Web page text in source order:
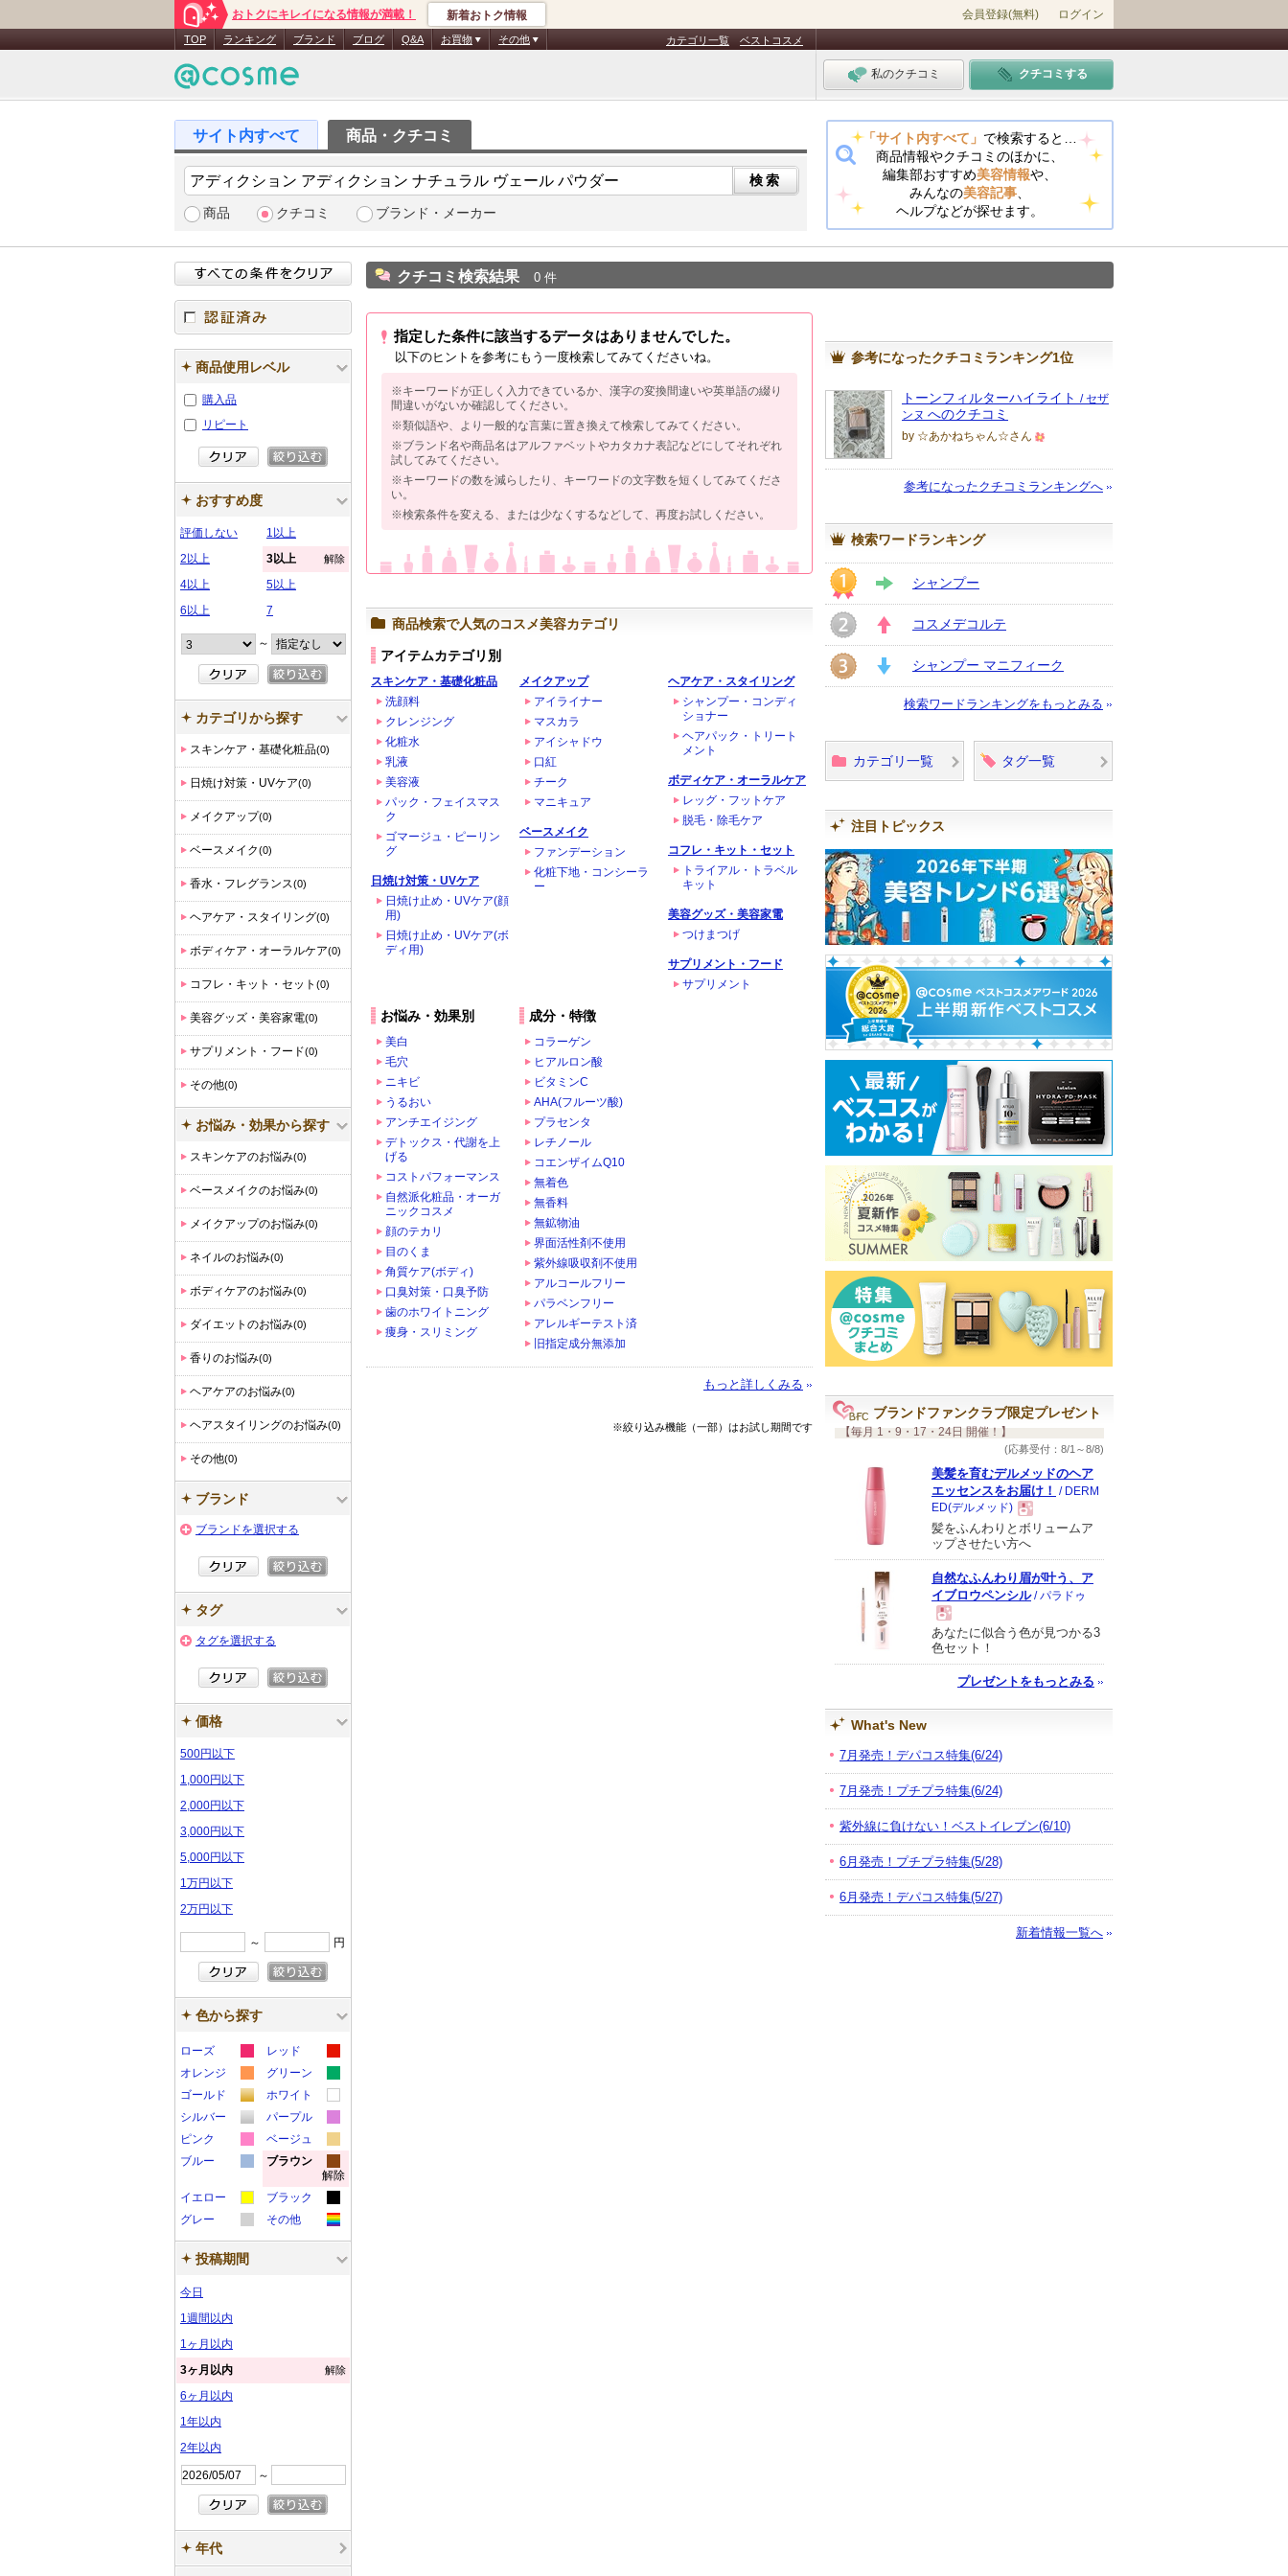
おトクにキレイになる情報が満載！ 新着おトク情報 会員登録(無料) ログイン
TOP ランキング ブランド ブログ Q&A お買物 その他 カテゴリ一覧 ベストコスメ
私のクチコミ クチコミする
商品・クチコミ
商品 クチコミ ブランド・メーカー
「サイト内すべて」 で検索すると…
商品情報やクチコミのほかに、
編集部おすすめ美容情報や、
みんなの美容記事
ヘルプなどが探せます。
クチコミ検索結果 0 件
指定した条件に該当するデータはありませんでした。
以下のヒントを参考にもう一度検索してみてくださいね。
※キーワードが正しく入力できているか、漢字の変換間違いや英単語の綴り
間違いがないか確認してください。
※類似語や、より一般的な言葉に置き換えて検索してみてください。
※ブランド名や商品名はアルファベットやカタカナ表記などにしてそれぞれ
試してみてください。
※キーワードの数を減らしたり、キーワードの文字数を短くしてみてくださ
い。
※検索条件を変える、または少なくするなどして、再度お試しください。
商品検索で人気のコスメ美容カテゴリ
アイテムカテゴリ別
スキンケア・基礎化粧品
洗顔料
クレンジング
化粧水
乳液
美容液
パック・フェイスマス
ク
ゴマージュ・ピーリン
グ
日焼け対策・UVケア
日焼け止め・UVケア(顔
用)
日焼け止め・UVケア(ボ
ディ用)
メイクアップ
アイライナー
マスカラ
アイシャドウ
口紅
チーク
マニキュア
ベースメイク
ファンデーション
化粧下地・コンシーラ
ー
ヘアケア・スタイリング
シャンプー・コンディ
ショナー
ヘアパック・トリート
メント
ボディケア・オーラルケア
レッグ・フットケア
脱毛・除毛ケア
コフレ・キット・セット
トライアル・トラベル
キット
美容グッズ・美容家電
つけまつげ
サプリメント・フード
サプリメント
お悩み・効果別
美白
毛穴
ニキビ
うるおい
アンチエイジング
デトックス・代謝を上
げる
コストパフォーマンス
自然派化粧品・オーガ
ニックコスメ
顔のテカリ
目のくま
角質ケア(ボディ)
口臭対策・口臭予防
歯のホワイトニング
痩身・スリミング
成分・特徴
コラーゲン
ヒアルロン酸
ビタミンC
AHA(フルーツ酸)
プラセンタ
レチノール
コエンザイムQ10
無着色
無香料
無鉱物油
界面活性剤不使用
紫外線吸収剤不使用
アルコールフリー
パラベンフリー
アレルギーテスト済
旧指定成分無添加
もっと詳しくみる
※絞り込み機能（一部）はお試し期間です
参考になったクチコミランキング1位
トーンフィルターハイライト / セザ
ンヌ へのクチコミ
by ☆あかねちゃん☆さん
上
メ
気
て
い
ま
す
参考になったクチコミランキングへ
検索ワードランキング
1 STAY
シャンプー
2 UP
コスメデコルテ
3 DOWN
シャンプー マニフィーク
検索ワードランキングをもっとみる
カテゴリ一覧 タグ一覧
注目トピックス
ブランドファンクラブ限定プレゼント
【毎月 1・9・17・24日 開催！】
(応募受付：8/1～8/8)
美髪を育むデルメッドのヘア
エッセンスをお届け！ / DERM
ED(デルメッド)
現
品
髪をふんわりとボリュームア
ップさせたい方へ
自然なふんわり眉が叶う、ア
イブロウペンシル/ パラドゥ
現
あなたに似合う色が見つかる3
色セット！
プレゼントをもっとみる
What's New
7月発売！デパコス特集(6/24)
7月発売！プチプラ特集(6/24)
紫外線に負けない！ベストイレブン(6/10)
6月発売！プチプラ特集(5/28)
6月発売！デパコス特集(5/27)
新着情報一覧へ
認証済み
商品使用レベル
購入品
リピート
おすすめ度
評価しない
1以上
2以上
3以上 解除
4以上
5以上
6以上
7
～
カテゴリから探す
スキンケア・基礎化粧品(0)
日焼け対策・UVケア(0)
メイクアップ(0)
ベースメイク(0)
香水・フレグランス(0)
ヘアケア・スタイリング(0)
ボディケア・オーラルケア(0)
コフレ・キット・セット (0)
美容グッズ・美容家電(0)
サプリメント・フード(0)
その他(0)
お悩み・効果から探す
スキンケアのお悩み(0)
ベースメイクのお悩み(0)
メイクアップのお悩み(0)
ネイルのお悩み(0)
ボディケアのお悩み(0)
ダイエットのお悩み(0)
香りのお悩み(0)
ヘアケアのお悩み(0)
ヘアスタイリングのお悩み(0)
その他(0)
ブランド
ブランドを選択する
タグ
タグを選択する
価格
500円以下
1,000円以下
2,000円以下
3,000円以下
5,000円以下
1万円以下
2万円以下
～ 円
色から探す
ローズ
カ
ラ
ル
レッド
カ
ラ
プ
ル
オレンジ
カ
ラ
プ
ル
グリーン
カ
ラ
ン
プ
ル
ゴールド
カ
ラ
ン
プ
ル
ホワイト
カ
ラ
サ
ン
プ
シルバー
カ
ラ
サ
ン
プ
パープル
カ
ラ
ー
サ
ン
ピンク
カ
ー
サ
ン
ベージュ
カ
ラ
ー
サ
ブルー
ラ
ー
ブラウン
カ
ラ
ー
解除
イエロー
カ
ラ
ー
ブラック
カ
ラ
ー
グレー
カ
ラ
その他
カ
ラ
ル
投稿期間
今日
1週間以内
1ヶ月以内
3ヶ月以内
解除
6ヶ月以内
1年以内
2年以内
～
年代